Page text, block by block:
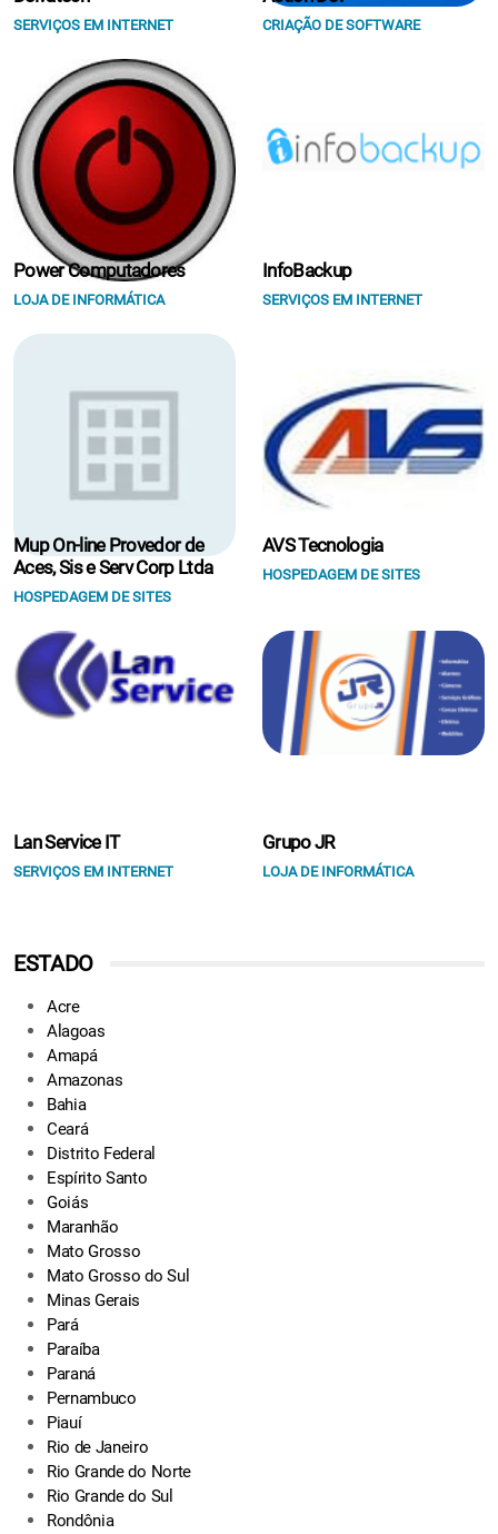
SERVIÇOS EM INTERNET CRIAÇÃO DE SOFTWARE
Power Computadores
LOJA DE INFORMÁTICA
InfoBackup
SERVIÇOS EM INTERNET
Mup On-line Provedor de
Aces, Sis e Serv Corp Ltda
HOSPEDAGEM DE SITES
AVS Tecnologia
HOSPEDAGEM DE SITES
Lan Service IT
SERVIÇOS EM INTERNET
Grupo JR
LOJA DE INFORMÁTICA
ESTADO
Acre
Alagoas
Amapá
Amazonas
Bahia
Ceará
Distrito Federal
Espírito Santo
Goiás
Maranhão
Mato Grosso
Mato Grosso do Sul
Minas Gerais
Pará
Paraíba
Paraná
Pernambuco
Piauí
Rio de Janeiro
Rio Grande do Norte
Rio Grande do Sul
Rondônia